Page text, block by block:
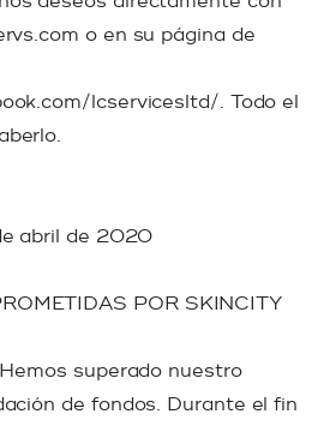
o en su página de
lcservicesltd/. Todo el
abril de 2020
POR SKINCITY
superado nuestro
de fondos. Durante el fin